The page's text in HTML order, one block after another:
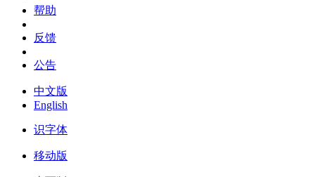
帮助
反馈
公告
中文版
English
识字体
移动版